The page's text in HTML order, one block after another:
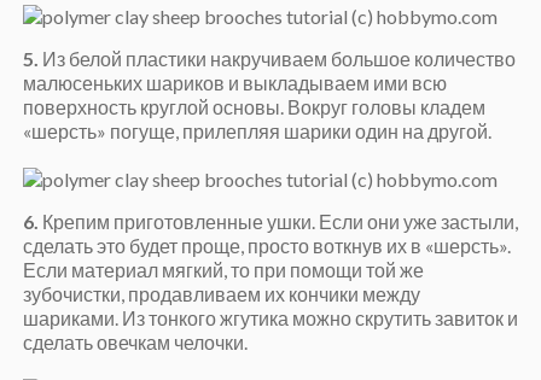
5. Из белой пластики накручиваем большое количество
малюсеньких шариков и выкладываем ими всю
поверхность круглой основы. Вокруг головы кладем
«шерсть» погуще, прилепляя шарики один на другой.
6. Крепим приготовленные ушки. Если они уже застыли,
сделать это будет проще, просто воткнув их в «шерсть».
Если материал мягкий, то при помощи той же
зубочистки, продавливаем их кончики между
шариками. Из тонкого жгутика можно скрутить завиток и
сделать овечкам челочки.